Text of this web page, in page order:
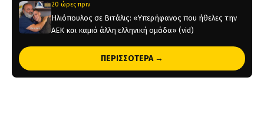
20 ώρες πριν
Ηλιόπουλος σε Βιτάλις: «Υπερήφανος που ήθελες την
ΑΕΚ και καμιά άλλη ελληνική ομάδα» (vid)
ΠΕΡΙΣΣΟΤΕΡΑ →